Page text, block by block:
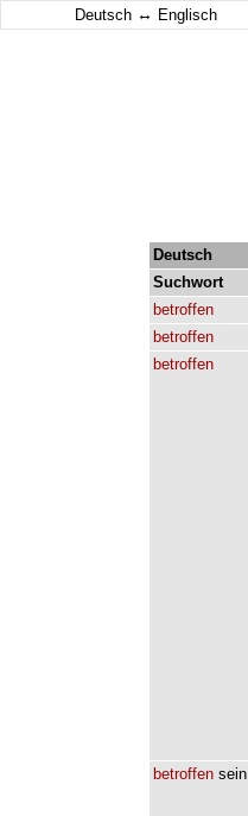
Deutsch ↔ Englisch
Deutsch
Suchwort
betroffen
betroffen
betroffen
betroffen sein